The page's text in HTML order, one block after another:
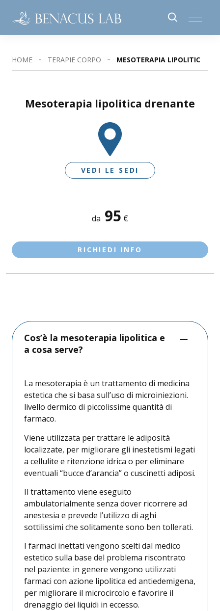
HOME TERAPIE CORPO MESOTERAPIA LIPOLITICA
Mesoterapia lipolitica drenante
VEDI LE SEDI
DESENZANO D/G - LE VELE
SALÒ
da 95 €
RICHIEDI INFO
Cos’è la mesoterapia lipolitica e
a cosa serve?
La mesoterapia è un trattamento di medicina
estetica che si basa sull’uso di microiniezioni.
livello dermico di piccolissime quantità di
farmaco.
Viene utilizzata per trattare le adiposità
localizzate, per migliorare gli inestetismi legati
a cellulite e ritenzione idrica o per eliminare
eventuali “bucce d’arancia” o cuscinetti adiposi.
Il trattamento viene eseguito
ambulatorialmente senza dover ricorrere ad
anestesia e prevede l’utilizzo di aghi
sottilissimi che solitamente sono ben tollerati.
I farmaci inettati vengono scelti dal medico
estetico sulla base del problema riscontrato
nel paziente: in genere vengono utilizzati
farmaci con azione lipolitica ed antiedemigena,
per migliorare il microcircolo e favorire il
drenaggio dei liquidi in eccesso.